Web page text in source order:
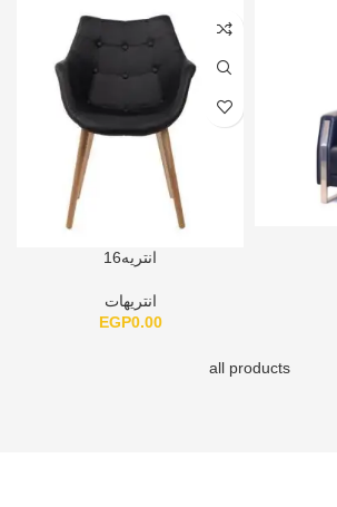
انتريه16
انتريهات
EGP0.00
all products